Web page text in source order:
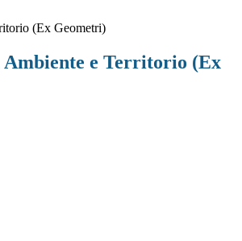
(Ex Geometri)
e Territorio (Ex